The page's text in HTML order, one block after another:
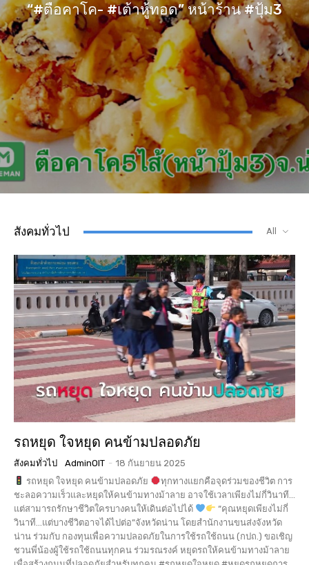
“#ตือคาโค- #เต้าหู้ทอด” หน้าร้าน #ปุ้ม3
สังคมทั่วไป All
รถหยุด ใจหยุด คนข้ามปลอดภัย
สังคมทั่วไป AdminOIT - 18 กันยายน 2025
รถหยุด ใจหยุด คนข้ามปลอดภัย
ทุกทางแยกคือจุดร่วมของชีวิต การ
ชะลอความเร็วและหยุดให้คนข้ามทางม้าลาย อาจใช้เวลาเพียงไม่กี่วินาที...
แต่สามารถรักษาชีวิตใครบางคนให้เดินต่อไปได้
“คุณหยุดเพียงไม่กี่
วินาที…แต่บางชีวิตอาจได้ไปต่อ”จังหวัดน่าน โดยสำนักงานขนส่งจังหวัด
น่าน ร่วมกับ กองทุนเพื่อความปลอดภัยในการใช้รถใช้ถนน (กปถ.) ขอเชิญ
ชวนพี่น้องผู้ใช้รถใช้ถนนทุกคน ร่วมรณรงค์ หยุดรถให้คนข้ามทางม้าลาย